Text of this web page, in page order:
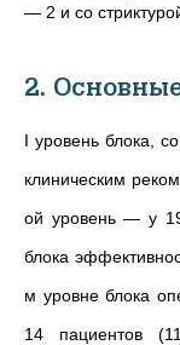
— 2 и со
2.
I уровень блока,
клиническим
ой уровень — у
блока
м уровне блока
14 пациентов